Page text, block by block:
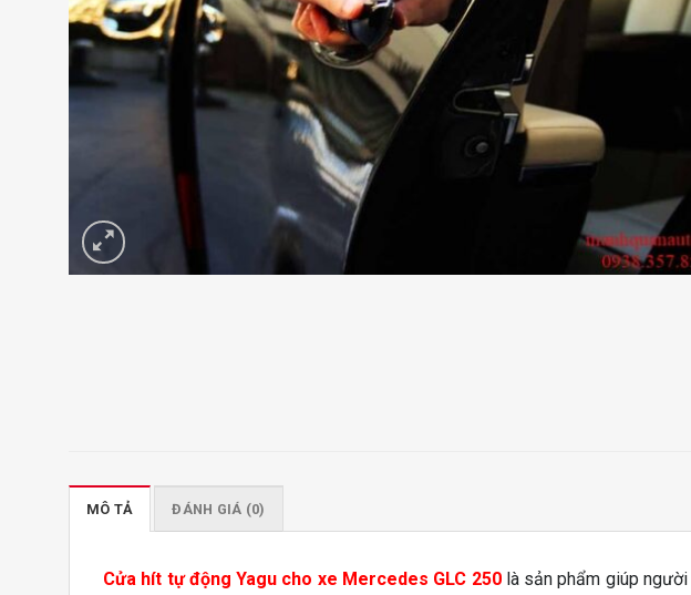
MÔ TẢ ĐÁNH GIÁ (0)
Cửa hít tự động Yagu cho xe Mercedes GLC 250là sản phẩm giúp người